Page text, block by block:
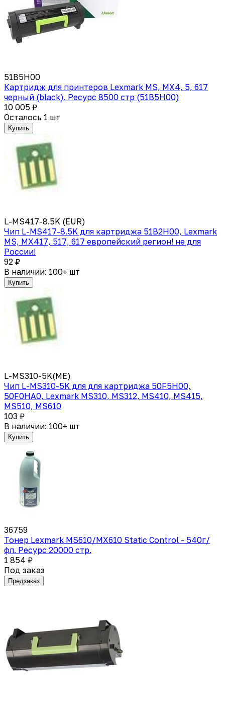
51B5H00
Картридж для принтеров Lexmark MS, MX4, 5, 617
черный (black). Ресурс 8500 стр (51B5H00)
10 005 ₽
Осталось 1 шт
Купить
L-MS417-8.5K (EUR)
Чип L-MS417-8.5K для картриджа 51B2H00, Lexmark
MS, MX417, 517, 617 европейский регион! не для
России!
92 ₽
В наличии: 100+ шт
Купить
L-MS310-5K(ME)
Чип L-MS310-5K для для картриджа 50F5H00,
50F0HA0, Lexmark MS310, MS312, MS410, MS415,
MS510, MS610
103 ₽
В наличии: 100+ шт
Купить
36759
Тонер Lexmark MS610/MX610 Static Control - 540г/
фл. Ресурс 20000 стр.
1 854 ₽
Под заказ
Предзаказ